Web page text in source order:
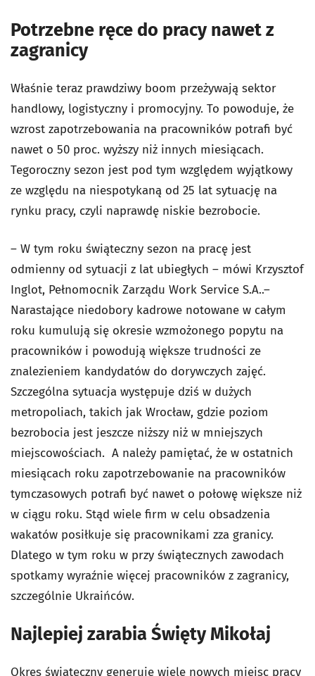
Potrzebne ręce do pracy nawet z
zagranicy
Właśnie teraz prawdziwy boom przeżywają sektor
handlowy, logistyczny i promocyjny. To powoduje, że
wzrost zapotrzebowania na pracowników potrafi być
nawet o 50 proc. wyższy niż innych miesiącach.
Tegoroczny sezon jest pod tym względem wyjątkowy
ze względu na niespotykaną od 25 lat sytuację na
rynku pracy, czyli naprawdę niskie bezrobocie.
– W tym roku świąteczny sezon na pracę jest
odmienny od sytuacji z lat ubiegłych – mówi Krzysztof
Inglot, Pełnomocnik Zarządu Work Service S.A..–
Narastające niedobory kadrowe notowane w całym
roku kumulują się okresie wzmożonego popytu na
pracowników i powodują większe trudności ze
znalezieniem kandydatów do dorywczych zajęć.
Szczególna sytuacja występuje dziś w dużych
metropoliach, takich jak Wrocław, gdzie poziom
bezrobocia jest jeszcze niższy niż w mniejszych
miejscowościach. A należy pamiętać, że w ostatnich
miesiącach roku zapotrzebowanie na pracowników
tymczasowych potrafi być nawet o połowę większe niż
w ciągu roku. Stąd wiele firm w celu obsadzenia
wakatów posiłkuje się pracownikami zza granicy.
Dlatego w tym roku w przy świątecznych zawodach
spotkamy wyraźnie więcej pracowników z zagranicy,
szczególnie Ukraińców.
Najlepiej zarabia Święty Mikołaj
Okres świąteczny generuje wiele nowych miejsc pracy